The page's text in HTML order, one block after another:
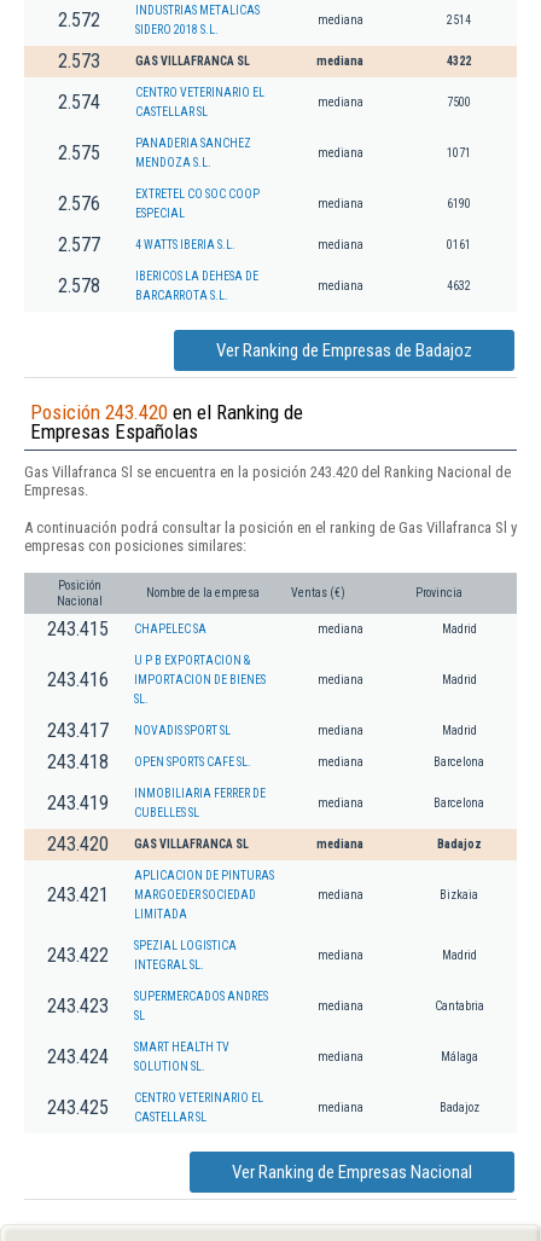
2.572
INDUSTRIAS METALICAS
SIDERO 2018 S.L.
mediana 2514
2.573 GAS VILLAFRANCA SL mediana 4322
2.574
CENTRO VETERINARIO EL
CASTELLAR SL
mediana 7500
2.575
PANADERIA SANCHEZ
MENDOZA S.L.
mediana 1071
2.576
EXTRETEL CO SOC COOP
ESPECIAL
mediana 6190
2.577 4 WATTS IBERIA S.L. mediana 0161
2.578
IBERICOS LA DEHESA DE
BARCARROTA S.L.
mediana 4632
Ver Ranking de Empresas de Badajoz
Posición 243.420 en el Ranking de
Empresas Españolas
Gas Villafranca Sl se encuentra en la posición 243.420 del Ranking Nacional de
Empresas.
A continuación podrá consultar la posición en el ranking de Gas Villafranca Sl y
empresas con posiciones similares:
Posición
Nacional
Nombre de la empresa Ventas (€) Provincia
243.415 CHAPELEC SA mediana Madrid
243.416
U P B EXPORTACION &
IMPORTACION DE BIENES
SL.
mediana Madrid
243.417 NOVADIS SPORT SL mediana Madrid
243.418 OPEN SPORTS CAFE SL. mediana Barcelona
243.419
INMOBILIARIA FERRER DE
CUBELLES SL
mediana Barcelona
243.420 GAS VILLAFRANCA SL mediana Badajoz
243.421
APLICACION DE PINTURAS
MARGOEDER SOCIEDAD
LIMITADA
mediana Bizkaia
243.422
SPEZIAL LOGISTICA
INTEGRAL SL.
mediana Madrid
243.423
SUPERMERCADOS ANDRES
SL
mediana Cantabria
243.424
SMART HEALTH TV
SOLUTION SL.
mediana Málaga
243.425
CENTRO VETERINARIO EL
CASTELLAR SL
mediana Badajoz
Ver Ranking de Empresas Nacional